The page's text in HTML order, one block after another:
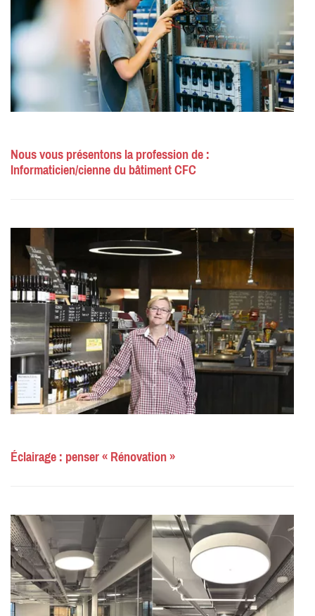
Nous vous présentons la profession de :
Informaticien/cienne du bâtiment CFC
Éclairage : penser « Rénovation »